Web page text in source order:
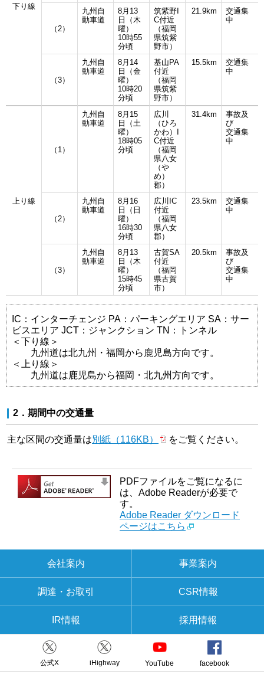
下り線
（2）
九州自
動車道
8月13
日（木
曜）
10時55
分頃
筑紫野I
C付近
（福岡
県筑紫
野市）
21.9km
交通集
中
（3）
九州自
動車道
8月14
日（金
曜）
10時20
分頃
基山PA
付近
（福岡
県筑紫
野市）
15.5km
交通集
中
上り線
（1）
九州自
動車道
8月15
日（土
曜）
18時05
分頃
広川
（ひろ
かわ）I
C付近
（福岡
県八女
（や
め）
郡）
31.4km
事故及
び
交通集
中
（2）
九州自
動車道
8月16
日（日
曜）
16時30
分頃
広川IC
付近
（福岡
県八女
郡）
23.5km
交通集
中
（3）
九州自
動車道
8月13
日（木
曜）
15時45
分頃
古賀SA
付近
（福岡
県古賀
市）
20.5km
事故及
び
交通集
中
IC：インターチェンジ PA：パーキングエリア SA：サー
ビスエリア JCT：ジャンクション TN：トンネル
＜下り線＞
九州道は北九州・福岡から鹿児島方向です。
＜上り線＞
九州道は鹿児島から福岡・北九州方向です。
2．期間中の交通量
主な区間の交通量は別紙（116KB） をご覧ください。
PDFファイルをご覧になるに
は、Adobe Readerが必要で
す。
Adobe Reader ダウンロード
ページはこちら
会社案内 事業案内
調達・お取引 CSR情報
IR情報 採用情報
公式X iHighway YouTube facebook